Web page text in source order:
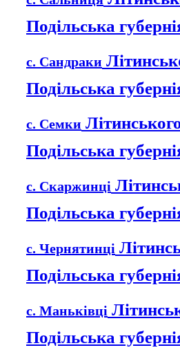
Подільська
с. Сандраки
Подільська
с. Семки
Подільська
с. Скаржинці
Подільська
с. Чернятинці
Подільська
с. Маньківці
Подільська